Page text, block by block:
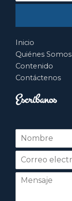
Inicio
Quiénes Somos
Contenido
Contáctenos
Escríbanos
N
m
r
Nombre